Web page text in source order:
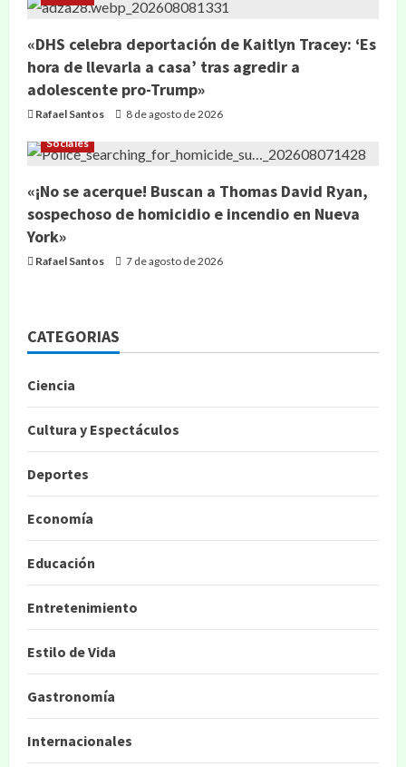
«DHS celebra deportación de Kaitlyn Tracey: ‘Es
hora de llevarla a casa’ tras agredir a
adolescente pro-Trump»
Rafael Santos 8 de agosto de 2026
Sociales
«¡No se acerque! Buscan a Thomas David Ryan,
sospechoso de homicidio e incendio en Nueva
York»
Rafael Santos 7 de agosto de 2026
CATEGORIAS
Ciencia
Cultura y Espectáculos
Deportes
Economía
Educación
Entretenimiento
Estilo de Vida
Gastronomía
Internacionales